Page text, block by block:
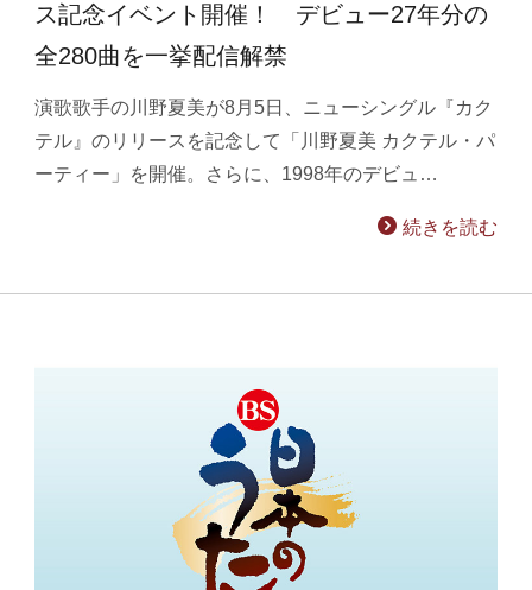
ス記念イベント開催！ デビュー27年分の
全280曲を一挙配信解禁
演歌歌手の川野夏美が8月5日、ニューシングル『カク
テル』のリリースを記念して「川野夏美 カクテル・パ
ーティー」を開催。さらに、1998年のデビュ…
続きを読む